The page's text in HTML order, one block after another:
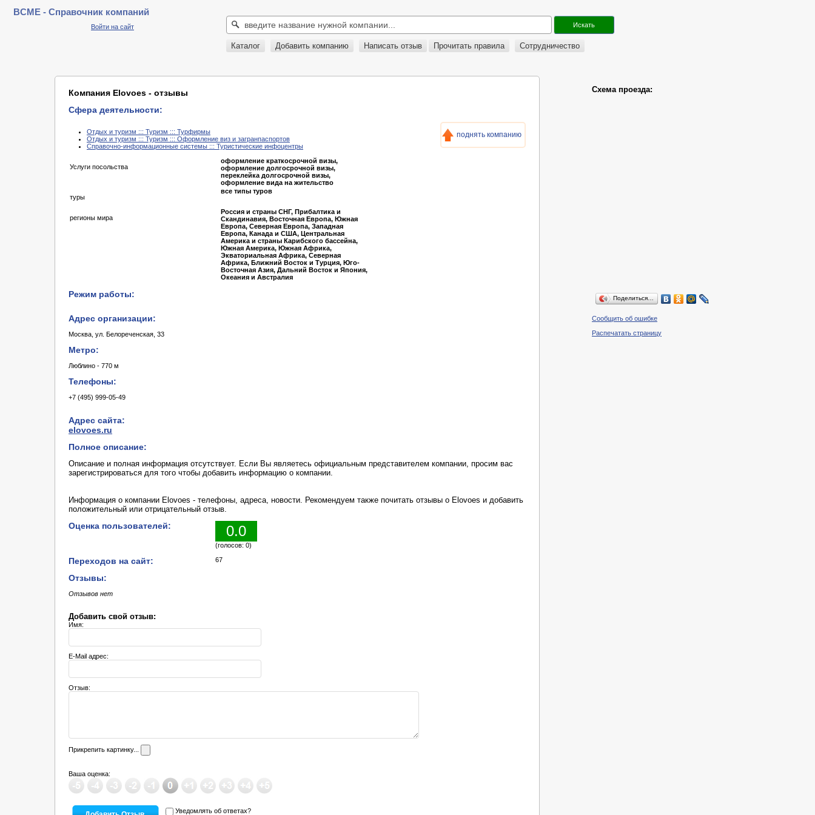
BCME - Справочник компаний
Войти на сайт
Каталог Добавить компанию Написать отзыв Прочитать правила Сотрудничество
Компания Elovoes - отзывы
Сфера деятельности:
Отдых и туризм ::: Туризм ::: Турфирмы
Отдых и туризм ::: Туризм ::: Оформление виз и загранпаспортов
Справочно-информационные системы ::: Туристические инфоцентры
Услуги посольства
оформление краткосрочной визы,
оформление долгосрочной визы,
переклейка долгосрочной визы,
оформление вида на жительство
туры
все типы туров
регионы мира
Россия и страны СНГ, Прибалтика и
Скандинавия, Восточная Европа, Южная
Европа, Северная Европа, Западная
Европа, Канада и США, Центральная
Америка и страны Карибского бассейна,
Южная Америка, Южная Африка,
Экваториальная Африка, Северная
Африка, Ближний Восток и Турция, Юго-
Восточная Азия, Дальний Восток и Япония,
Океания и Австралия
поднять компанию
Режим работы:
Адрес организации:
Москва, ул. Белореченская, 33
Метро:
Люблино - 770 м
Телефоны:
+7 (495) 999-05-49
Адрес сайта:
elovoes.ru
Полное описание:
Описание и полная информация отсутствует. Если Вы являетесь официальным представителем компании, просим вас
зарегистрироваться для того чтобы добавить информацию о компании.
Информация о компании Elovoes - телефоны, адреса, новости. Рекомендуем также почитать отзывы о Elovoes и добавить
положительный или отрицательный отзыв.
Оценка пользователей: 0.0
(голосов: 0)
Переходов на сайт: 67
Отзывы:
Отзывов нет
Добавить свой отзыв:
Имя:
E-Mail адрес:
Отзыв:
Прикрепить картинку...
Ваша оценка:
Уведомлять об ответах?
Схема проезда:
Поделиться…
Сообщить об ошибке
Распечатать страницу